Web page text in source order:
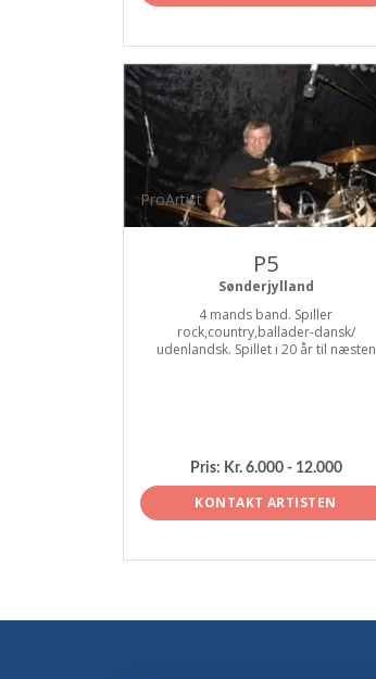
ProArtist
P5
Sønderjylland
4 mands band. Spiller
rock,country,ballader-dansk/
udenlandsk. Spillet i 20 år til næsten
Pris: Kr. 6.000 - 12.000
KONTAKT ARTISTEN